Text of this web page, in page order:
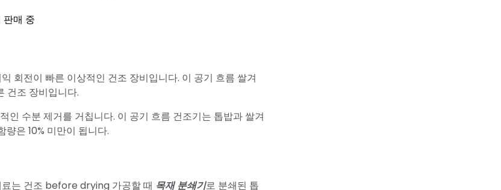
판매 중
회전이 빠른 이상적인 건조 장비입니다. 이 공기 흐름 쌀겨
건조 장비입니다.
인 수분 제거를 거칩니다. 이 공기 흐름 건조기는 톱밥과 쌀겨
은 10% 미만이 됩니다.
료는 건조 before drying 가공할 때 목재 분쇄기로 분쇄된 톱